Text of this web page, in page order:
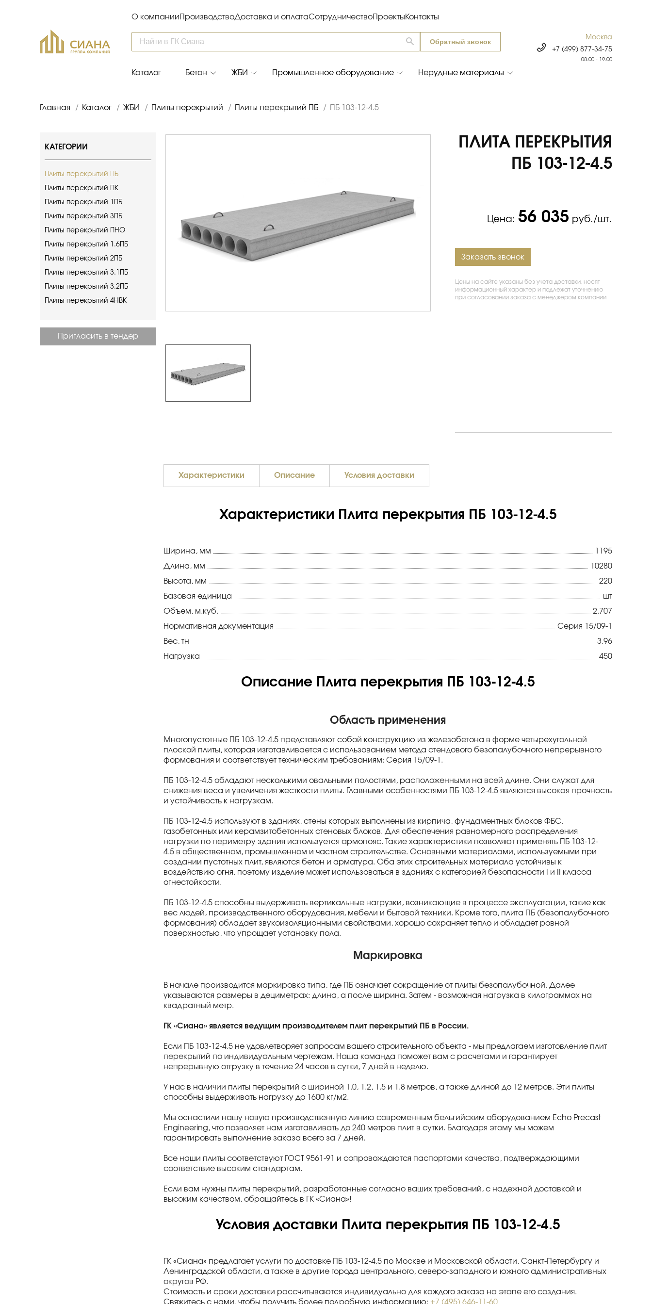
О компании ПроизводствоДоставка и оплатаСотрудничествоПроектыКонтакты
Обратный звонок
Москва
+7 (499) 877-34-75
08.00 - 19.00
Каталог Бетон ЖБИ Промышленное оборудование Нерудные материалы
Главная / Каталог / ЖБИ / Плиты перекрытий / Плиты перекрытий ПБ / ПБ 103-12-4.5
КАТЕГОРИИ
Плиты перекрытий ПБ
Плиты перекрытий ПК
Плиты перекрытий 1ПБ
Плиты перекрытий 3ПБ
Плиты перекрытий ПНО
Плиты перекрытий 1.6ПБ
Плиты перекрытий 2ПБ
Плиты перекрытий 3.1ПБ
Плиты перекрытий 3.2ПБ
Плиты перекрытий 4НВК
Пригласить в тендер
ПЛИТА ПЕРЕКРЫТИЯ
ПБ 103-12-4.5
Цена: 56 035 руб./шт.
Заказать звонок
Цены на сайте указаны без учета доставки, носят
информационный характер и подлежат уточнению
при согласовании заказа с менеджером компании
Характеристики Описание Условия доставки
Характеристики Плита перекрытия ПБ 103-12-4.5
Ширина, мм
1195
Длина, мм
10280
Высота, мм
220
Базовая единица
шт
Объем, м.куб.
2.707
Нормативная документация
Серия 15/09-1
Вес, тн
3.96
Нагрузка
450
Описание Плита перекрытия ПБ 103-12-4.5
Область применения
Многопустотные ПБ 103-12-4.5 представляют собой конструкцию из железобетона в форме четырехугольной
плоской плиты, которая изготавливается с использованием метода стендового безопалубочного непрерывного
формования и соответствует техническим требованиям: Серия 15/09-1.
ПБ 103-12-4.5 обладают несколькими овальными полостями, расположенными на всей длине. Они служат для
снижения веса и увеличения жесткости плиты. Главными особенностями ПБ 103-12-4.5 являются высокая прочность
и устойчивость к нагрузкам.
ПБ 103-12-4.5 используют в зданиях, стены которых выполнены из кирпича, фундаментных блоков ФБС,
газобетонных или керамзитобетонных стеновых блоков. Для обеспечения равномерного распределения
нагрузки по периметру здания используется армопояс. Такие характеристики позволяют применять ПБ 103-12-
4.5 в общественном, промышленном и частном строительстве. Основными материалами, используемыми при
создании пустотных плит, являются бетон и арматура. Оба этих строительных материала устойчивы к
воздействию огня, поэтому изделие может использоваться в зданиях с категорией безопасности I и II класса
огнестойкости.
ПБ 103-12-4.5 способны выдерживать вертикальные нагрузки, возникающие в процессе эксплуатации, такие как
вес людей, производственного оборудования, мебели и бытовой техники. Кроме того, плита ПБ (безопалубочного
формования) обладает звукоизоляционными свойствами, хорошо сохраняет тепло и обладает ровной
поверхностью, что упрощает установку пола.
Маркировка
В начале производится маркировка типа, где ПБ означает сокращение от плиты безопалубочной. Далее
указываются размеры в дециметрах: длина, а после ширина. Затем - возможная нагрузка в килограммах на
квадратный метр.
ГК «Сиана» является ведущим производителем плит перекрытий ПБ в России.
Если ПБ 103-12-4.5 не удовлетворяет запросам вашего строительного объекта - мы предлагаем изготовление плит
перекрытий по индивидуальным чертежам. Наша команда поможет вам с расчетами и гарантирует
непрерывную отгрузку в течение 24 часов в сутки, 7 дней в неделю.
У нас в наличии плиты перекрытий с шириной 1.0, 1.2, 1.5 и 1.8 метров, а также длиной до 12 метров. Эти плиты
способны выдерживать нагрузку до 1600 кг/м2.
Мы оснастили нашу новую производственную линию современным бельгийским оборудованием Echo Precast
Engineering, что позволяет нам изготавливать до 240 метров плит в сутки. Благодаря этому мы можем
гарантировать выполнение заказа всего за 7 дней.
Все наши плиты соответствуют ГОСТ 9561-91 и сопровождаются паспортами качества, подтверждающими
соответствие высоким стандартам.
Если вам нужны плиты перекрытий, разработанные согласно ваших требований, с надежной доставкой и
высоким качеством, обращайтесь в ГК «Сиана»!
Условия доставки Плита перекрытия ПБ 103-12-4.5
ГК «Сиана» предлагает услуги по доставке ПБ 103-12-4.5 по Москве и Московской области, Санкт-Петербургу и
Ленинградской области, а также в другие города центрального, северо-западного и южного административных
округов РФ.
Стоимость и сроки доставки рассчитываются индивидуально для каждого заказа на этапе его создания.
Свяжитесь с нами, чтобы получить более подробную информацию: +7 (495) 646-11-60